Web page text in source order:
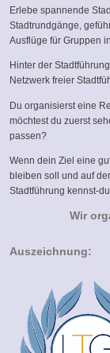
Erlebe spannende
Stadtrundgänge,
Ausflüge für Gruppen
Hinter der
Netzwerk freier
Du organisierst eine
möchtest du zuerst
passen?
Wenn dein Ziel eine
bleiben soll und auf
Stadtführung kennst-
Wir
Auszeichnung: